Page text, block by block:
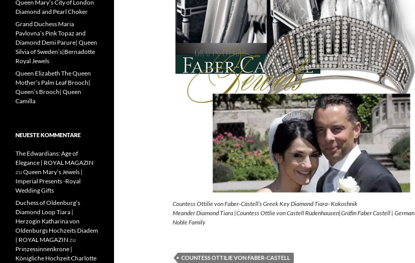
Countess Ottilie von Faber-Castell’s Greek Key Diamond Tiara- Kokoshnik
Meander Diamond Tiara |Countess Ottlie von Castell Rüdenhausen|Gräfin Faber Castell | German
Noble Family
COUNTESS OTTILIE VON FABER-CASTELL
Queen Mary’s City of London
Diamond and Pearl Choker
Grand Duchess Maria
Pavlovna’s Pink Topaz and
Diamond Demi Parure| Queen
Silvia of Sweden’s|Bernadotte
Royal Jewels
Queen Elizabeth The Queen
Mother’s Palm Leaf Brooch|
Queen’s Brooch| Queen
Camilla
NEUESTE KOMMENTARE
The Edwardians: Age of
Elegance | ROYAL MAGAZIN
zu Queen Mary’s Jewels |
Imperial Presents -Royal
Wedding Gifts
Duchess of Oldenburg’s
Diamond Loop Tiara |
Herzogin Katharina von
Oldenburgs Hochzeits Diadem
| ROYAL MAGAZIN zu
Prinzessinnenkrone |
Königliche Hochzeit Charlotte